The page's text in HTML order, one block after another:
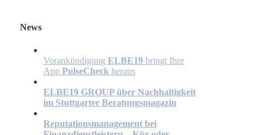
News
Vorankündigung ELBE19 bringt Ihre
App PulseCheck heraus
ELBE19 GROUP über Nachhaltigkeit
im Stuttgarter Beratungsmagazin
Reputationsmanagement bei